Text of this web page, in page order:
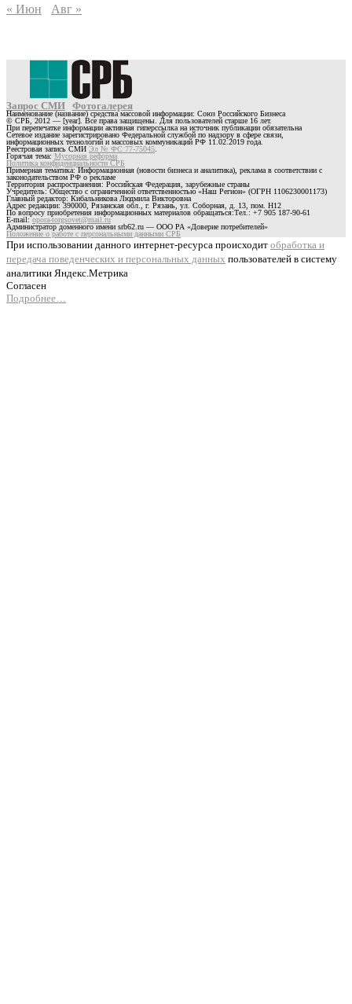
« Июн
Авг »
Запрос СМИ Фотогалерея
Наименование (название) средства массовой информации: Союз Российского Бизнеса
© СРБ, 2012 — [year]. Все права защищены. Для пользователей старше 16 лет.
При перепечатке информации активная гиперссылка на источник публикации обязательна
Сетевое издание зарегистрировано Федеральной службой по надзору в сфере связи,
информационных технологий и массовых коммуникаций РФ 11.02.2019 года.
Реестровая запись СМИ Эл № ФС 77-75045
Горячая тема: Мусорная реформа
Политика конфиденциальности СРБ
Примерная тематика: Информационная (новости бизнеса и аналитика), реклама в соответствии с
законодательством РФ о рекламе
Территория распространения: Российская Федерация, зарубежные страны
Учредитель: Общество с ограниченной ответственностью «Наш Регион» (ОГРН 1106230001173)
Главный редактор: Кибальникова Людмила Викторовна
Адрес редакции: 390000, Рязанская обл., г. Рязань, ул. Соборная, д. 13, пом. Н12
По вопросу приобретения информационных материалов обращаться:Тел.: +7 905 187-90-61
E-mail:opora-torgsovet@mail.ru
Администратор доменного имени srb62.ru — ООО РА «Доверие потребителей»
Положение о работе с персональными данными СРБ
При использовании данного интернет-ресурса происходит обработка и
передача поведенческих и персональных данных пользователей в систему
аналитики Яндекс.Метрика
Согласен
Подробнее…